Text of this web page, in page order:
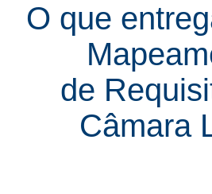
O que
de
Câmara